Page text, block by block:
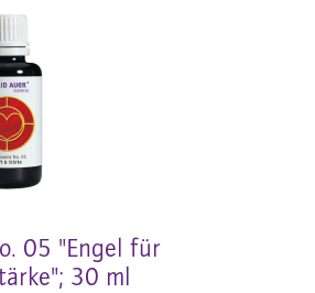
05 "Engel für
30 ml